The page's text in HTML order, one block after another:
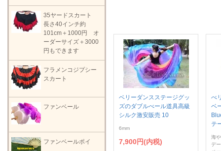
ベリーダンスステージグッ
ズのダブルべール道具高級
シルク激安販売 10
6mm
7,900円(内税)
べ
ベ
テ
海
デ
35ヤードスカート
長さ40インチ約
101cm＋1000円 オ
ーダーサイズ＋3000
円もできます
フラメンコジプシー
スカート
ファンベール
ファンベールポイ